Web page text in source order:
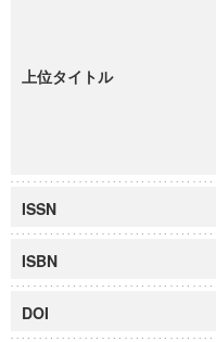
上位タイトル
ISSN
ISBN
DOI